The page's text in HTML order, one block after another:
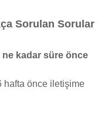
Sorulan Sorular
ne kadar süre önce
hafta önce iletişime